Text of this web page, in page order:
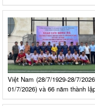
Việt Nam (28/7/1929-28/7/
01/7/2026) và 66 năm thành